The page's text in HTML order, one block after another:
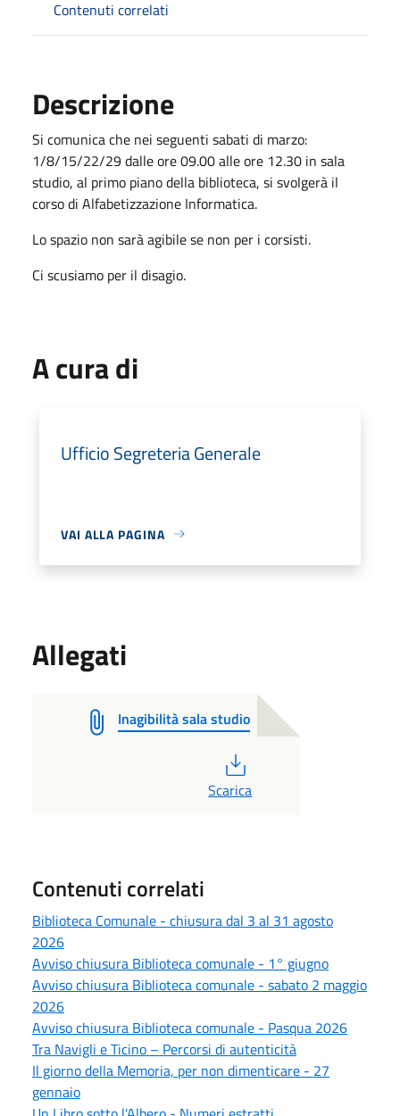
Contenuti correlati
Descrizione
Si comunica che nei seguenti sabati di marzo:
1/8/15/22/29 dalle ore 09.00 alle ore 12.30 in sala
studio, al primo piano della biblioteca, si svolgerà il
corso di Alfabetizzazione Informatica.
Lo spazio non sarà agibile se non per i corsisti.
Ci scusiamo per il disagio.
A cura di
Ufficio Segreteria Generale
VAI ALLA PAGINA
Allegati
Inagibilità sala studio
Scarica
Contenuti correlati
Biblioteca Comunale - chiusura dal 3 al 31 agosto
2026
Avviso chiusura Biblioteca comunale - 1° giugno
Avviso chiusura Biblioteca comunale - sabato 2 maggio
2026
Avviso chiusura Biblioteca comunale - Pasqua 2026
Tra Navigli e Ticino – Percorsi di autenticità
Il giorno della Memoria, per non dimenticare - 27
gennaio